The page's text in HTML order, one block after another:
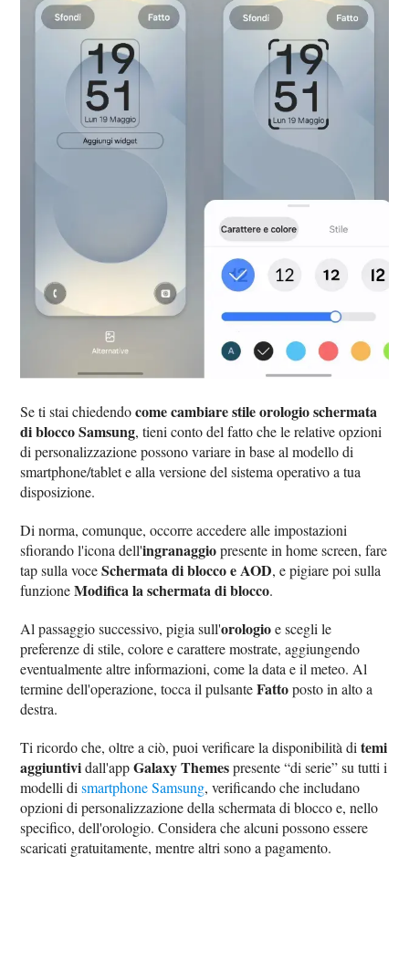
Se ti stai chiedendocome cambiare stile orologio schermata
di blocco Samsung, tieni conto del fatto che le relative opzioni
di personalizzazione possono variare in base al modello di
smartphone/tablet e alla versione del sistema operativo a tua
disposizione.
Di norma, comunque, occorre accedere alle impostazioni
sfiorando l'icona dell'ingranaggiopresente in home screen, fare
tap sulla voceSchermata di blocco e AOD, e pigiare poi sulla
funzioneModifica la schermata di blocco.
Al passaggio successivo, pigia sull'orologioe scegli le
preferenze di stile, colore e carattere mostrate, aggiungendo
eventualmente altre informazioni, come la data e il meteo. Al
termine dell'operazione, tocca il pulsanteFattoposto in alto a
destra.
Ti ricordo che, oltre a ciò, puoi verificare la disponibilità ditemi
aggiuntividall'appGalaxy Themespresente “di serie” su tutti i
modelli dismartphone Samsung, verificando che includano
opzioni di personalizzazione della schermata di blocco e, nello
specifico, dell'orologio. Considera che alcuni possono essere
scaricati gratuitamente, mentre altri sono a pagamento.